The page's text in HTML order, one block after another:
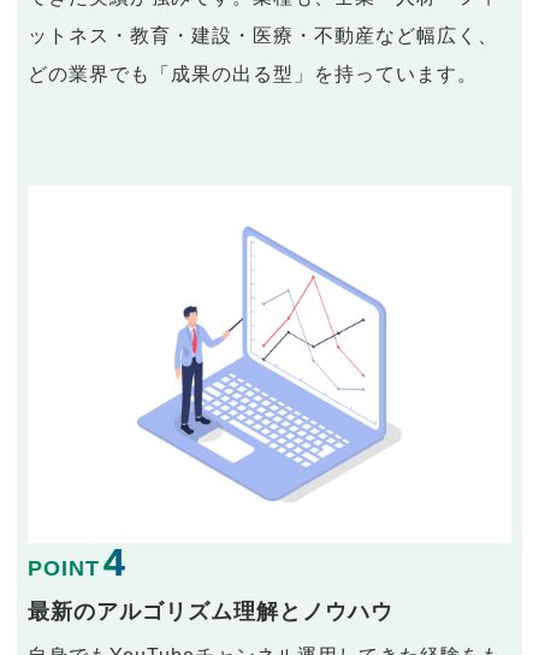
ットネス・教育・建設・医療・不動産など幅広く、
どの業界でも「成果の出る型」を持っています。
POINT 4
最新のアルゴリズム理解とノウハウ